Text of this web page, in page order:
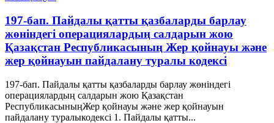
197-бап. Пайдалы қатты қазбаларды барлау
жөніндегі операциялардың салдарын жою
Қазақстан Республикасының Жер қойнауы және
жер қойнауын пайдалану туралы кодексі
197-бап. Пайдалы қатты қазбаларды барлау жөніндегі
операциялардың салдарын жою Қазақстан
РеспубликасыныңЖер қойнауы және жер қойнауын
пайдалану туралыкодексі 1. Пайдалы қатты...